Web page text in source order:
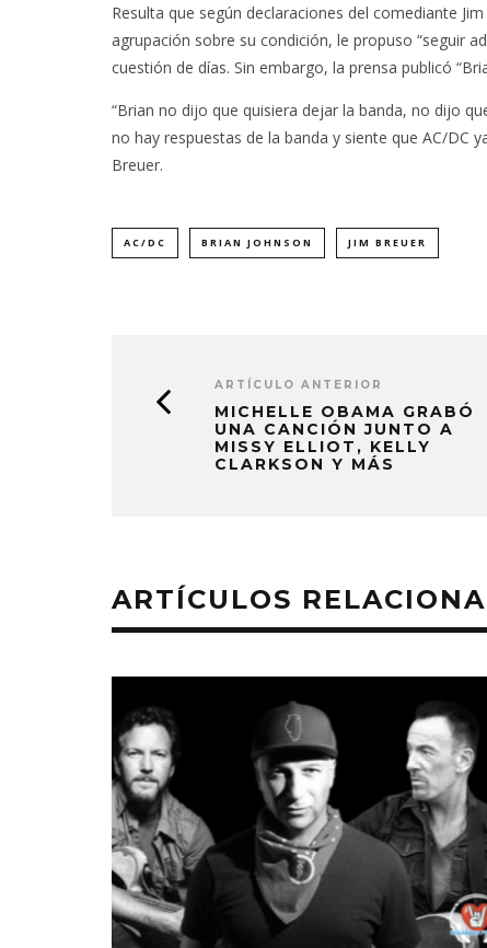
Resulta que según declaraciones del comediante
agrupación sobre su condición, le propuso “seguir
cuestión de días. Sin embargo, la prensa publicó
“Brian no dijo que quisiera dejar la banda, no dijo
no hay respuestas de la banda y siente que AC/DC
Breuer.
AC/DC BRIAN JOHNSON JIM BREUER
ARTÍCULO ANTERIOR
MICHELLE OBAMA GRABÓ
UNA CANCIÓN JUNTO A
MISSY ELLIOT, KELLY
CLARKSON Y MÁS
ARTÍCULOS